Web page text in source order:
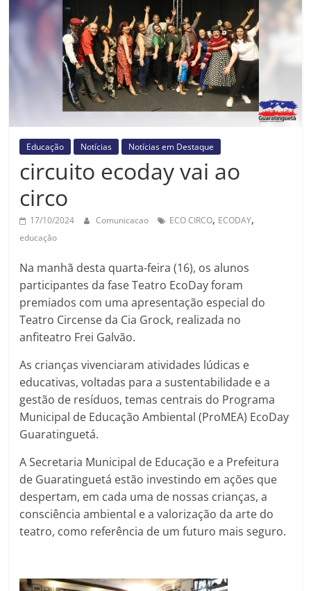
Prefeitura
Estância
Guaratinguetá
Educação Notícias Notícias em Destaque
circuito ecoday vai ao
circo
17/10/2024 Comunicacao ECO CIRCO, ECODAY,
educação
Na manhã desta quarta-feira (16), os alunos
participantes da fase Teatro EcoDay foram
premiados com uma apresentação especial do
Teatro Circense da Cia Grock, realizada no
anfiteatro Frei Galvão.
As crianças vivenciaram atividades lúdicas e
educativas, voltadas para a sustentabilidade e a
gestão de resíduos, temas centrais do Programa
Municipal de Educação Ambiental (ProMEA) EcoDay
Guaratinguetá.
A Secretaria Municipal de Educação e a Prefeitura
de Guaratinguetá estão investindo em ações que
despertam, em cada uma de nossas crianças, a
consciência ambiental e a valorização da arte do
teatro, como referência de um futuro mais seguro.